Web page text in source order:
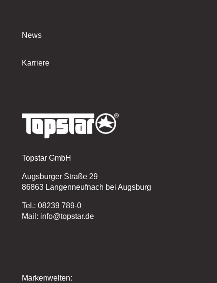
News
Karriere
Topstar GmbH
Augsburger Straße 29
86863 Langenneufnach bei Augsburg
Tel.: 08239 789-0
Mail: info@topstar.de
Markenwelten: